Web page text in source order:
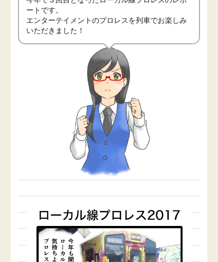
ートです。
エンターテイメントのプロレスを列車でお楽しみ
いただきました！